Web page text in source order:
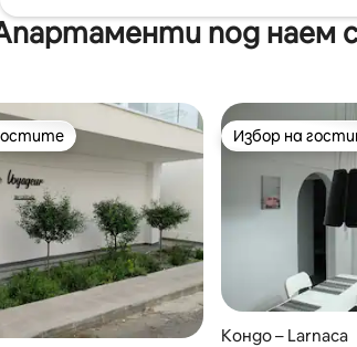
под наем
избор на гостите Избор на
Избор на
Кондо – Larnaca